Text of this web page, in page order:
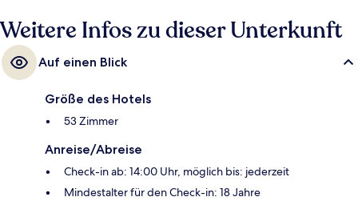
Weitere Infos zu dieser Unterkunft
Auf einen Blick
Größe des Hotels
53 Zimmer
Anreise/Abreise
Check-in ab: 14:00 Uhr, möglich bis: jederzeit
Mindestalter für den Check-in: 18 Jahre